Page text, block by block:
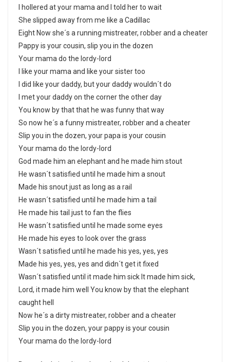
I hollered at your mama and I told her to wait
She slipped away from me like a Cadillac
Eight Now she´s a running mistreater, robber and a cheater
Pappy is your cousin, slip you in the dozen
Your mama do the lordy-lord
I like your mama and like your sister too
I did like your daddy, but your daddy wouldn´t do
I met your daddy on the corner the other day
You know by that that he was funny that way
So now he´s a funny mistreater, robber and a cheater
Slip you in the dozen, your papa is your cousin
Your mama do the lordy-lord
God made him an elephant and he made him stout
He wasn´t satisfied until he made him a snout
Made his snout just as long as a rail
He wasn´t satisfied until he made him a tail
He made his tail just to fan the flies
He wasn´t satisfied until he made some eyes
He made his eyes to look over the grass
Wasn´t satisfied until he made his yes, yes, yes
Made his yes, yes, yes and didn´t get it fixed
Wasn´t satisfied until it made him sick It made him sick,
Lord, it made him well You know by that the elephant
caught hell
Now he´s a dirty mistreater, robber and a cheater
Slip you in the dozen, your pappy is your cousin
Your mama do the lordy-lord